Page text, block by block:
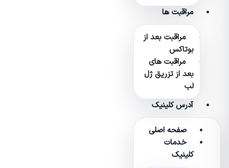
مراقبت ها
مراقبت بعد از
بوتاکس
مراقبت های
بعد از تزریق ژل
آدرس کلینیک
صفحه اصلی
خدمات
کلینیک